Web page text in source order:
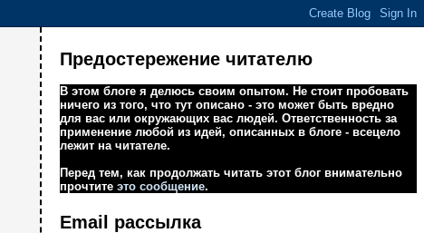
Предостережение читателю
В этом блоге я делюсь своим опытом. Не стоит пробовать
ничего из того, что тут описано - это может быть вредно
для вас или окружающих вас людей. Ответственность за
применение любой из идей, описанных в блоге - всецело
лежит на читателе.
Перед тем, как продолжать читать этот блог внимательно
прочтитеэто сообщение.
Email рассылка